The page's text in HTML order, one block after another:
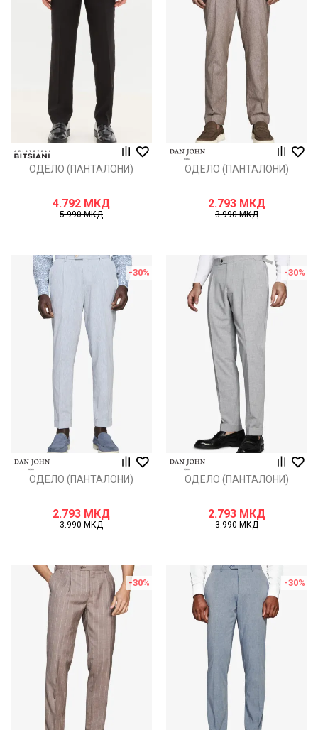
ОДЕЛО (ПАНТАЛОНИ)
4.792 МКД
5.990МКД
ОДЕЛО (ПАНТАЛОНИ)
2.793 МКД
3.990МКД
-30%
ОДЕЛО (ПАНТАЛОНИ)
2.793 МКД
3.990МКД
-30%
ОДЕЛО (ПАНТАЛОНИ)
2.793 МКД
3.990МКД
-30% -30%